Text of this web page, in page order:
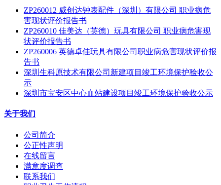
ZP260012 威创达钟表配件（深圳）有限公司 职业病危
害现状评价报告书
ZP260010 佳美达（英德）玩具有限公司 职业病危害现
状评价报告书
ZP260006 英德卓佳玩具有限公司职业病危害现状评价报
告书
深圳生科原技术有限公司新建项目竣工环境保护验收公
示
深圳市宝安区中心血站建设项目竣工环境保护验收公示
关于我们
公司简介
公正性声明
在线留言
满意度调查
联系我们